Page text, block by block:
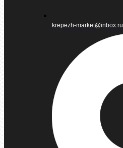
krepezh-market@inbox.ru